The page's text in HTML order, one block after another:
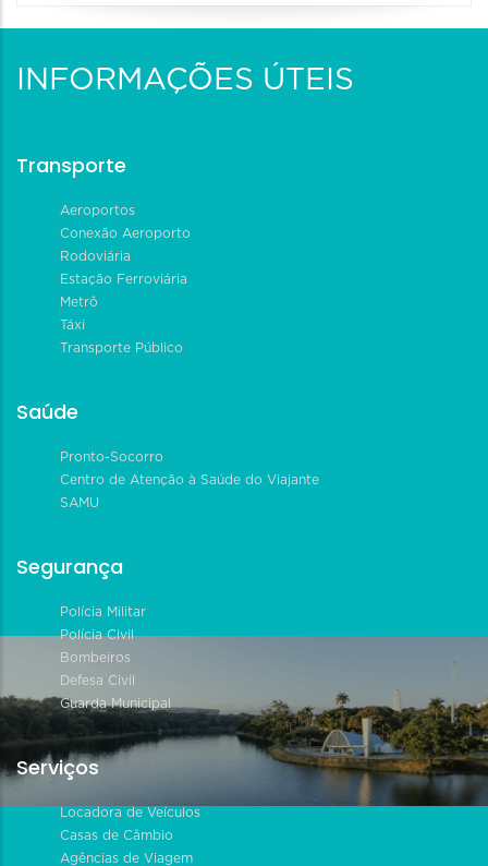
INFORMAÇÕES ÚTEIS
Transporte
Aeroportos
Conexão Aeroporto
Rodoviária
Estação Ferroviária
Metrô
Táxi
Transporte Público
Saúde
Pronto-Socorro
Centro de Atenção à Saúde do Viajante
SAMU
Segurança
Polícia Militar
Polícia Civil
Bombeiros
Defesa Civil
Guarda Municipal
Serviços
Locadora de Veículos
Casas de Câmbio
Agências de Viagem